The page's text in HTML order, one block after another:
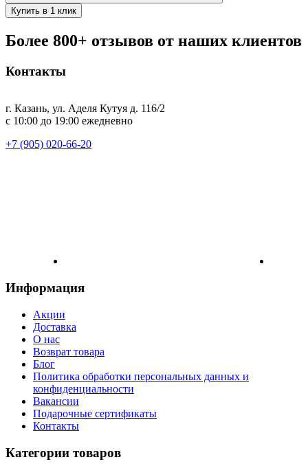
Купить в 1 клик
Более 800+ отзывов от наших клиентов
Контакты
г. Казань, ул. Аделя Кутуя д. 116/2
с 10:00 до 19:00 ежедневно
+7 (905) 020-66-20
Информация
Акции
Доставка
О нас
Возврат товара
Блог
Политика обработки персональных данных и
конфиденциальности
Вакансии
Подарочные сертификаты
Контакты
Категории товаров